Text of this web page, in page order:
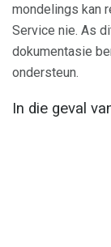
mondelings kan
Service nie. As
dokumentasie
ondersteun.
In die geval